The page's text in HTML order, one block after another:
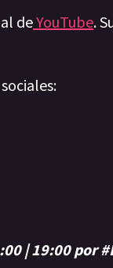
deYouTube.
| 19:00 por